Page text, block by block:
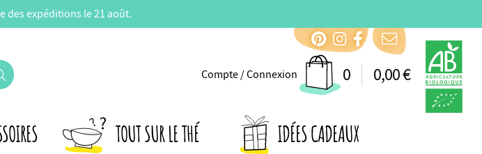
des expéditions le 21 août.
Compte / Connexion 0 0,00 €
TOUT SUR LE THÉ IDÉES CADEAUX